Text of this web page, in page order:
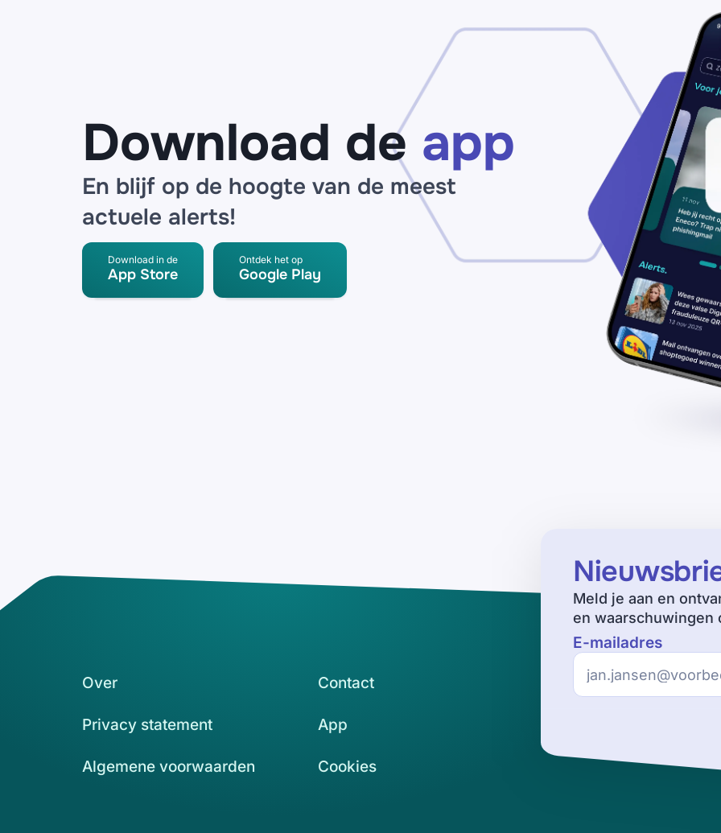
Download de app
En blijf op de hoogte van de meest
actuele alerts!
Download in de
App Store
Ontdek het op
Google Play
Meld je aan en
en waarschuwingen
E-mailadres
Over Contact
Privacy statement App
Algemene voorwaarden Cookies